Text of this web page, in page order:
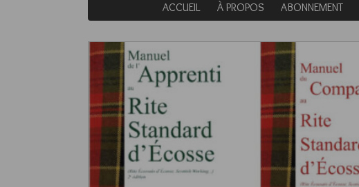
ACCUEIL À PROPOS ABONNEMENT